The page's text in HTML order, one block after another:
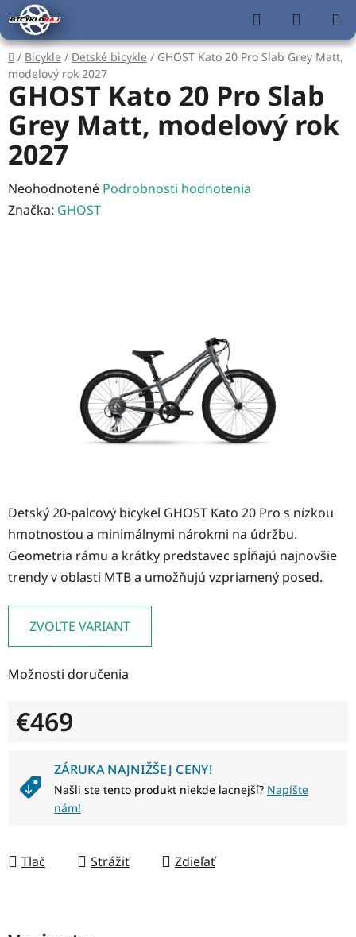
Prejsť
na
obsah
Hľadať
KOŠÍK
Domov
/ Bicykle / Detské bicykle / GHOST Kato 20 Pro Slab Grey Matt,
modelový rok 2027
Detský 20-palcový bicykel GHOST Kato 20 Pro s nízkou
hmotnosťou a minimálnymi nárokmi na údržbu.
Geometria rámu a krátky predstavec spĺňajú najnovšie
trendy v oblasti MTB a umožňujú vzpriamený posed.
ZVOĽTE VARIANT
Možnosti doručenia
€469
ZÁRUKA NAJNIŽŠEJ CENY!
Našli ste tento produkt niekde lacnejší? Napíšte
nám!
Tlač Strážiť Zdieľať
GHOST Kato 20 Pro Slab
Grey Matt, modelový rok
2027
Priemerné
hodnotenie
Neohodnotené Podrobnosti hodnotenia
Značka: GHOST